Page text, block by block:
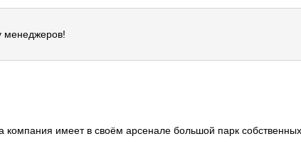
менеджеров!
имеет в своём арсенале большой парк собственных